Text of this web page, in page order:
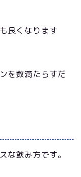
良くなります
を数滴たらすだ
な飲み方です。